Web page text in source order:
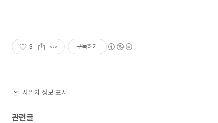
3 구독하기
사업자 정보 표시
관련글